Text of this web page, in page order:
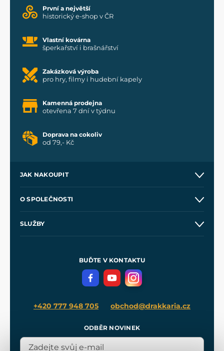
První a největší
historický e-shop v ČR
Vlastní kovárna
šperkařství i brašnářství
Zakázková výroba
pro hry, filmy i hudební kapely
Kamenná prodejna
otevřena 7 dní v týdnu
Doprava na cokoliv
od 79,- Kč
JAK NAKOUPIT
Velkoobchod
O SPOLEČNOSTI
SLUŽBY
Meče pro Kingdom Come
BUĎTE V KONTAKTU
+420 777 948 705 obchod@drakkaria.cz
ODBĚR NOVINEK